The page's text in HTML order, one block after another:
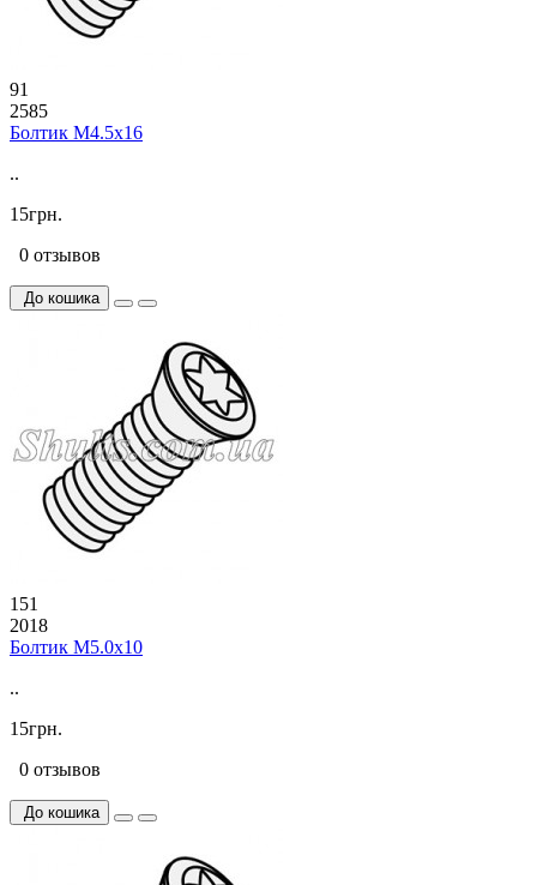
91
2585
Болтик М4.5х16
..
15грн.
0 отзывов
До кошика
151
2018
Болтик М5.0х10
..
15грн.
0 отзывов
До кошика